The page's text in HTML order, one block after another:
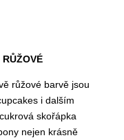
růžové barvě jsou
i dalším
skořápka
nejen krásně